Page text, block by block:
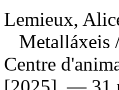
Lemieux,
Metalláxeis
Centre